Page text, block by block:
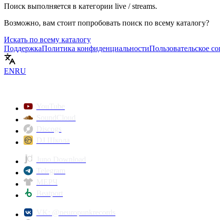
Поиск выполняется в категории live / streams.
Возможно, вам стоит попробовать поиск по всему каталогу?
Искать по всему каталогу
ПоддержкаПолитика конфиденциальностиПользовательское
ENRU